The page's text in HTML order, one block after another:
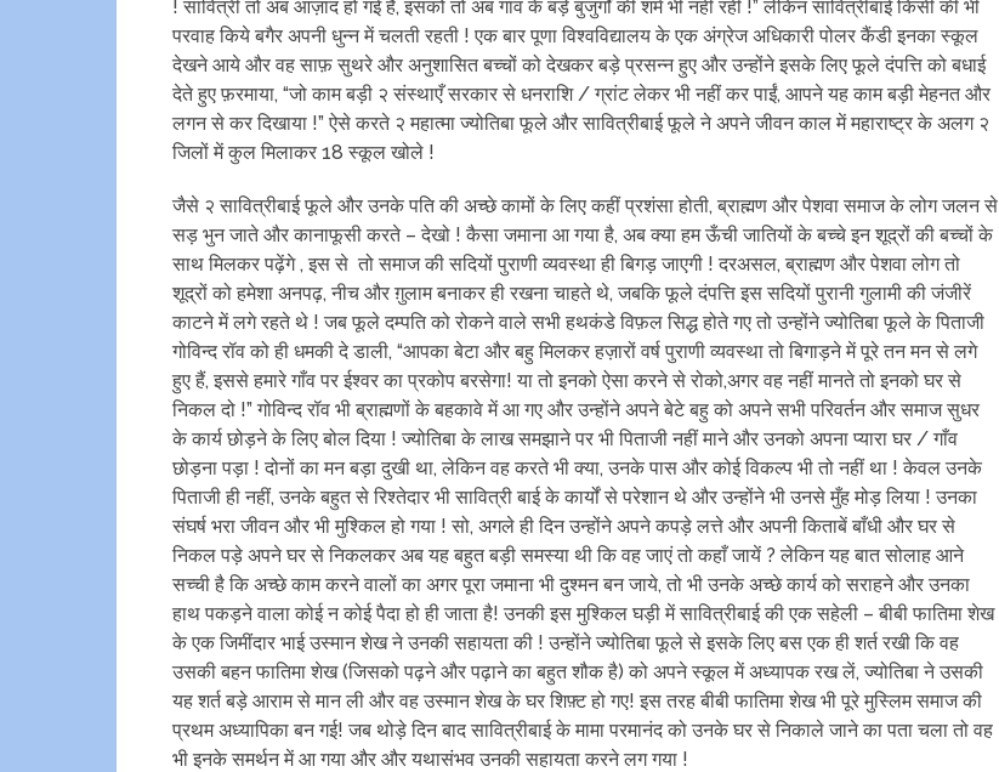
! सावित्री तो अब आज़ाद हो गई है, इसको तो अब गांव के बड़े बुजुर्गों की शर्म भी नहीं रही !” लेकिन सावित्रीबाई किसी की भी
परवाह किये बगैर अपनी धुन्न में चलती रहती ! एक बार पूणा विश्वविद्यालय के एक अंग्रेज अधिकारी पोलर कैंडी इनका स्कूल
देखने आये और वह साफ़ सुथरे और अनुशासित बच्चों को देखकर बड़े प्रसन्न हुए और उन्होंने इसके लिए फूले दंपत्ति को बधाई
देते हुए फ़रमाया, “जो काम बड़ी २ संस्थाएँ सरकार से धनराशि / ग्रांट लेकर भी नहीं कर पाईं, आपने यह काम बड़ी मेहनत और
लगन से कर दिखाया !” ऐसे करते २ महात्मा ज्योतिबा फूले और सावित्रीबाई फूले ने अपने जीवन काल में महाराष्ट्र के अलग २
जिलों में कुल मिलाकर 18 स्कूल खोले !
जैसे २ सावित्रीबाई फूले और उनके पति की अच्छे कामों के लिए कहीं प्रशंसा होती, ब्राह्मण और पेशवा समाज के लोग जलन से
सड़ भुन जाते और कानाफूसी करते – देखो ! कैसा जमाना आ गया है, अब क्या हम ऊँची जातियों के बच्चे इन शूद्रों की बच्चों के
साथ मिलकर पढ़ेंगे , इस से तो समाज की सदियों पुराणी व्यवस्था ही बिगड़ जाएगी ! दरअसल, ब्राह्मण और पेशवा लोग तो
शूद्रों को हमेशा अनपढ़, नीच और ग़ुलाम बनाकर ही रखना चाहते थे, जबकि फूले दंपत्ति इस सदियों पुरानी गुलामी की जंजीरें
काटने में लगे रहते थे ! जब फूले दम्पति को रोकने वाले सभी हथकंडे विफ़ल सिद्ध होते गए तो उन्होंने ज्योतिबा फूले के पिताजी
गोविन्द रॉव को ही धमकी दे डाली, “आपका बेटा और बहु मिलकर हज़ारों वर्ष पुराणी व्यवस्था तो बिगाड़ने में पूरे तन मन से लगे
हुए हैं, इससे हमारे गाँव पर ईश्वर का प्रकोप बरसेगा! या तो इनको ऐसा करने से रोको,अगर वह नहीं मानते तो इनको घर से
निकल दो !” गोविन्द रॉव भी ब्राह्मणों के बहकावे में आ गए और उन्होंने अपने बेटे बहु को अपने सभी परिवर्तन और समाज सुधर
के कार्य छोड़ने के लिए बोल दिया ! ज्योतिबा के लाख समझाने पर भी पिताजी नहीं माने और उनको अपना प्यारा घर / गाँव
छोड़ना पड़ा ! दोनों का मन बड़ा दुखी था, लेकिन वह करते भी क्या, उनके पास और कोई विकल्प भी तो नहीं था ! केवल उनके
पिताजी ही नहीं, उनके बहुत से रिश्तेदार भी सावित्री बाई के कार्यों से परेशान थे और उन्होंने भी उनसे मुँह मोड़ लिया ! उनका
संघर्ष भरा जीवन और भी मुश्किल हो गया ! सो, अगले ही दिन उन्होंने अपने कपड़े लत्ते और अपनी किताबें बाँधी और घर से
निकल पड़े अपने घर से निकलकर अब यह बहुत बड़ी समस्या थी कि वह जाएं तो कहाँ जायें ? लेकिन यह बात सोलाह आने
सच्ची है कि अच्छे काम करने वालों का अगर पूरा जमाना भी दुश्मन बन जाये, तो भी उनके अच्छे कार्य को सराहने और उनका
हाथ पकड़ने वाला कोई न कोई पैदा हो ही जाता है! उनकी इस मुश्किल घड़ी में सावित्रीबाई की एक सहेली – बीबी फातिमा शेख
के एक जिमींदार भाई उस्मान शेख ने उनकी सहायता की ! उन्होंने ज्योतिबा फूले से इसके लिए बस एक ही शर्त रखी कि वह
उसकी बहन फातिमा शेख (जिसको पढ़ने और पढ़ाने का बहुत शौक है) को अपने स्कूल में अध्यापक रख लें, ज्योतिबा ने उसकी
यह शर्त बड़े आराम से मान ली और वह उस्मान शेख के घर शिफ़्ट हो गए! इस तरह बीबी फातिमा शेख भी पूरे मुस्लिम समाज की
प्रथम अध्यापिका बन गई! जब थोड़े दिन बाद सावित्रीबाई के मामा परमानंद को उनके घर से निकाले जाने का पता चला तो वह
भी इनके समर्थन में आ गया और और यथासंभव उनकी सहायता करने लग गया !